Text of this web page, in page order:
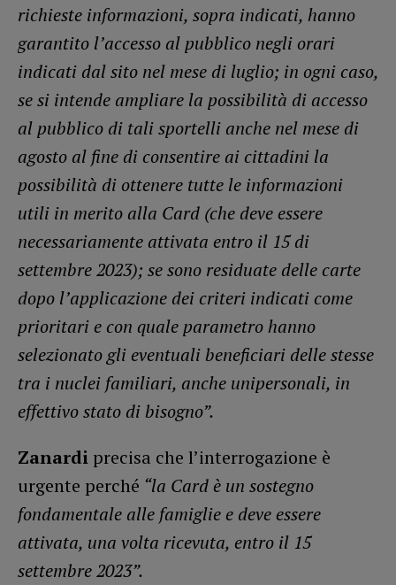
richieste informazioni, sopra indicati, hanno
garantito l’accesso al pubblico negli orari
indicati dal sito nel mese di luglio; in ogni caso,
se si intende ampliare la possibilità di accesso
al pubblico di tali sportelli anche nel mese di
agosto al fine di consentire ai cittadini la
possibilità di ottenere tutte le informazioni
utili in merito alla Card (che deve essere
necessariamente attivata entro il 15 di
settembre 2023); se sono residuate delle carte
dopo l’applicazione dei criteri indicati come
prioritari e con quale parametro hanno
selezionato gli eventuali beneficiari delle stesse
tra i nuclei familiari, anche unipersonali, in
effettivo stato di bisogno”.
Zanardi precisa che l’interrogazione è
urgente perché “la Card è un sostegno
fondamentale alle famiglie e deve essere
attivata, una volta ricevuta, entro il 15
settembre 2023”.